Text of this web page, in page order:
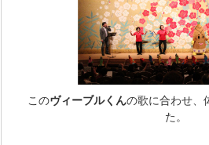
このヴィーブルくんの歌に合わせ、
た。